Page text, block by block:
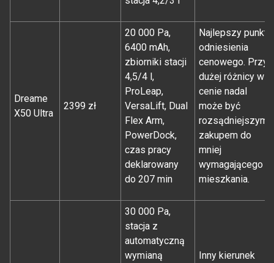
Dreame
X50 Ultra
2399 zł
20 000 Pa,
6400 mAh,
zbiorniki stacji
4,5/4 l,
ProLeap,
VersaLift, Dual
Flex Arm,
PowerDock,
czas pracy
deklarowany
do 207 min
Najlepszy punkt
odniesienia
cenowego. Przy
dużej różnicy w
cenie nadal
może być
rozsądniejszym
zakupem do
mniej
wymagającego
mieszkania.
30 000 Pa,
stacja z
automatyczną
wymianą
Inny kierunek